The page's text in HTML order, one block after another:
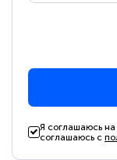
Я соглашаюсь
соглашаюсь с